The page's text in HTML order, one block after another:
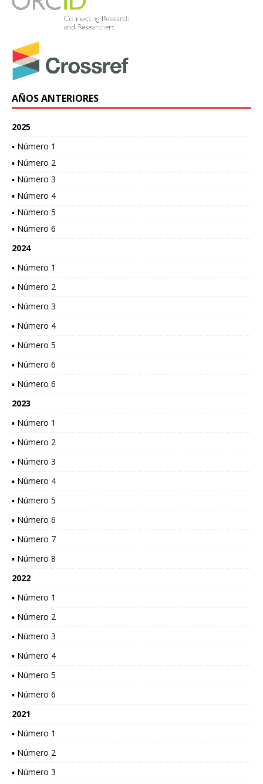
AÑOS ANTERIORES
2025
▪ Número 1
▪ Número 2
▪ Número 3
▪ Número 4
▪ Número 5
▪ Número 6
2024
▪ Número 1
▪ Número 2
▪ Número 3
▪ Número 4
▪ Número 5
▪ Número 6
▪ Número 6
2023
▪ Número 1
▪ Número 2
▪ Número 3
▪ Número 4
▪ Número 5
▪ Número 6
▪ Número 7
▪ Número 8
2022
▪ Número 1
▪ Número 2
▪ Número 3
▪ Número 4
▪ Número 5
▪ Número 6
2021
▪ Número 1
▪ Número 2
▪ Número 3